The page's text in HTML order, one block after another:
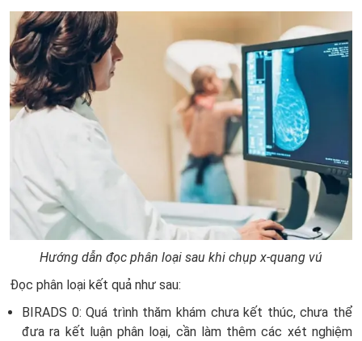
Hướng dẫn đọc phân loại sau khi chụp x-quang vú
Đọc phân loại kết quả như sau:
BIRADS 0: Quá trình thăm khám chưa kết thúc, chưa thể
đưa ra kết luận phân loại, cần làm thêm các xét nghiệm